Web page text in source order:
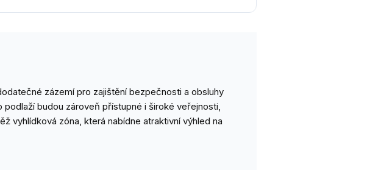
zázemí pro zajištění bezpečnosti a obsluhy
budou zároveň přístupné i široké veřejnosti,
vyhlídková zóna, která nabídne atraktivní výhled na